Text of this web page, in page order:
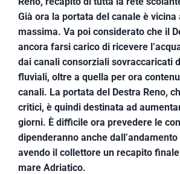
Già ora la portata del canale è vicina
massima. Va poi considerato che il
ancora farsi carico di ricevere
dai canali consorziali sovraccaricati
fluviali, oltre a quella per ora
canali. La portata del Destra Reno,
critici, è quindi destinata ad
giorni. È difficile ora prevedere le
dipenderanno anche
avendo il collettore un recapito
mare Adriatico.